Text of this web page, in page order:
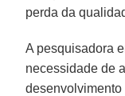
perda da
A pesquisadora
necessidade de